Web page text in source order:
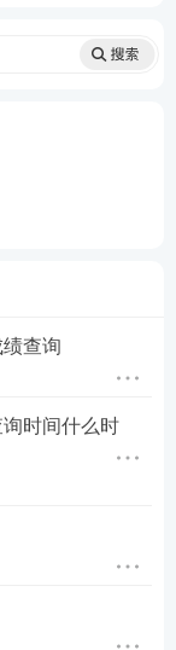
~
查询
时间什么时